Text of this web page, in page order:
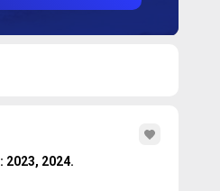
: 2023, 2024.